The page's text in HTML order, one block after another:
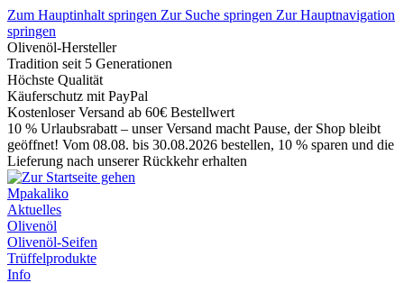
Zum Hauptinhalt springen Zur Suche springen Zur Hauptnavigation
springen
Olivenöl-Hersteller
Tradition seit 5 Generationen
Höchste Qualität
Käuferschutz mit PayPal
Kostenloser Versand ab 60€ Bestellwert
10 % Urlaubsrabatt – unser Versand macht Pause, der Shop bleibt
geöffnet! Vom 08.08. bis 30.08.2026 bestellen, 10 % sparen und die
Lieferung nach unserer Rückkehr erhalten
Mpakaliko
Aktuelles
Olivenöl
Olivenöl-Seifen
Trüffelprodukte
Info